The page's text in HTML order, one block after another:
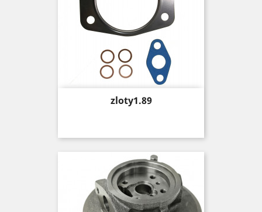
Price
zloty1.89